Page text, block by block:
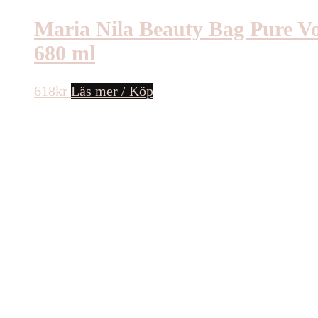
Maria Nila Beauty Bag Pure
680 ml
618kr Läs mer / Köp